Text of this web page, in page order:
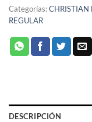
Categorías:CHRISTIAN
REGULAR
DESCRIPCIÓN